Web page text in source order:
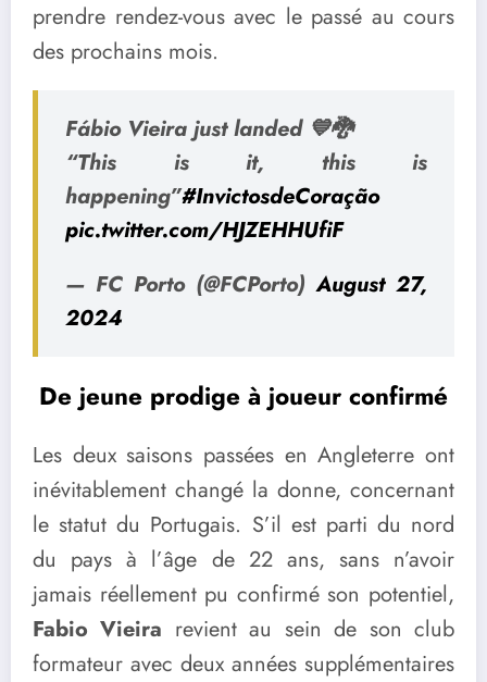
prendre rendez-vous avec le passé au cours
des prochains mois.
Fábio Vieira just landed 💙🐉
“This is it, this is
happening”#InvictosdeCoração
pic.twitter.com/HJZEHHUfiF
— FC Porto (@FCPorto)August 27,
2024
De jeune prodige à joueur confirmé
Les deux saisons passées en Angleterre ont
inévitablement changé la donne, concernant
le statut du Portugais. S’il est parti du nord
du pays à l’âge de 22 ans, sans n’avoir
jamais réellement pu confirmé son potentiel,
Fabio Vieira revient au sein de son club
formateur avec deux années supplémentaires